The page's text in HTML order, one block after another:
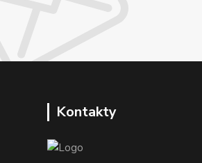
Kontakty